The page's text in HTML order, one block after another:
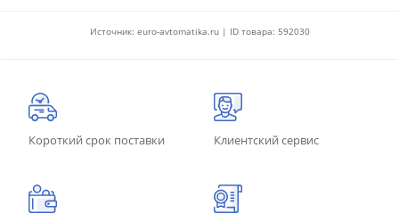
Источник: euro-avtomatika.ru | ID товара: 592030
Короткий срок поставки Клиентский сервис